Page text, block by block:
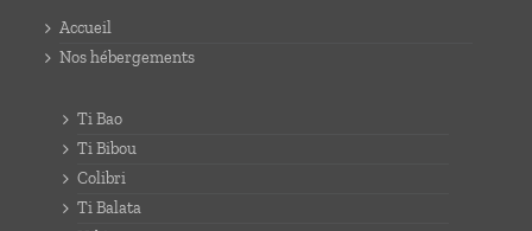
Accueil
Nos hébergements
Ti Bao
Ti Bibou
Colibri
Ti Balata